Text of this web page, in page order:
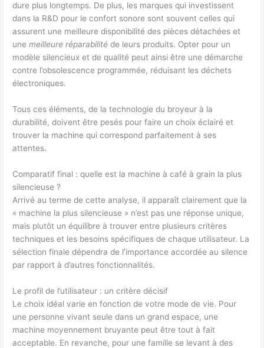
dure plus longtemps. De plus, les marques qui investissent
dans la R&D pour le confort sonore sont souvent celles qui
assurent une meilleure disponibilité des pièces détachées et
unemeilleure réparabilité de leurs produits. Opter pour un
modèle silencieux et de qualité peut ainsi être une démarche
contre l’obsolescence programmée, réduisant les déchets
électroniques.
Tous ces éléments, de la technologie du broyeur à la
durabilité, doivent être pesés pour faire un choix éclairé et
trouver la machine qui correspond parfaitement à ses
attentes.
Comparatif final : quelle est la machine à café à grain la plus
silencieuse ?
Arrivé au terme de cette analyse, il apparaît clairement que la
« machine la plus silencieuse » n’est pas une réponse unique,
mais plutôt un équilibre à trouver entre plusieurs critères
techniques et les besoins spécifiques de chaque utilisateur. La
sélection finale dépendra de l’importance accordée au silence
par rapport à d’autres fonctionnalités.
Le profil de l’utilisateur : un critère décisif
Le choix idéal varie en fonction de votre mode de vie. Pour
une personne vivant seule dans un grand espace, une
machine moyennement bruyante peut être tout à fait
acceptable. En revanche, pour une famille se levant à des